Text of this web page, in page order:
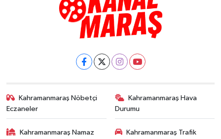
Kahramanmaraş Nöbetçi
Eczaneler
Kahramanmaraş Hava
Durumu
Kahramanmaraş Namaz
Kahramanmaraş Trafik